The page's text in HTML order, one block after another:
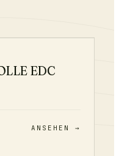
EDC
ANSEHEN →